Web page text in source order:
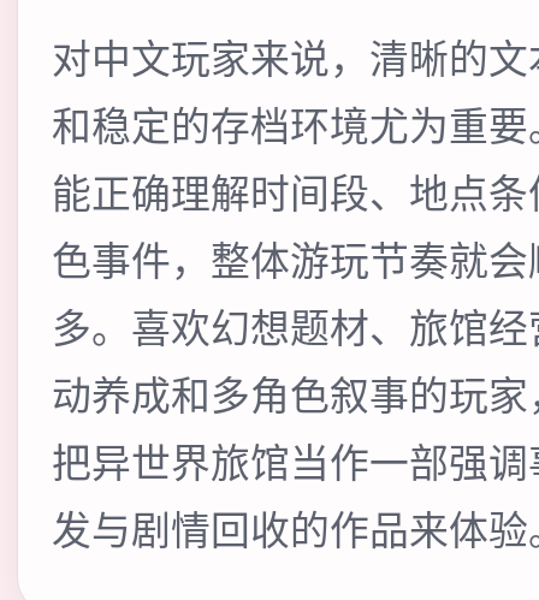
对中文玩家来说，清晰的
和稳定的存档环境尤为重
能正确理解时间段、地点
色事件，整体游玩节奏就
多。喜欢幻想题材、旅馆
动养成和多角色叙事的玩
把异世界旅馆当作一部强
发与剧情回收的作品来体验